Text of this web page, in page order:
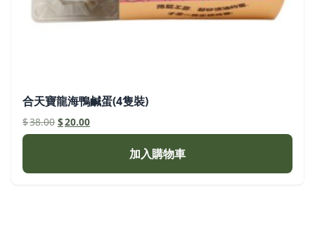
合天寶龍海鴨鹹蛋(4隻裝)
$38.00 原
始
$38.00。
$20.00目
前
$20.00。
加入購物車